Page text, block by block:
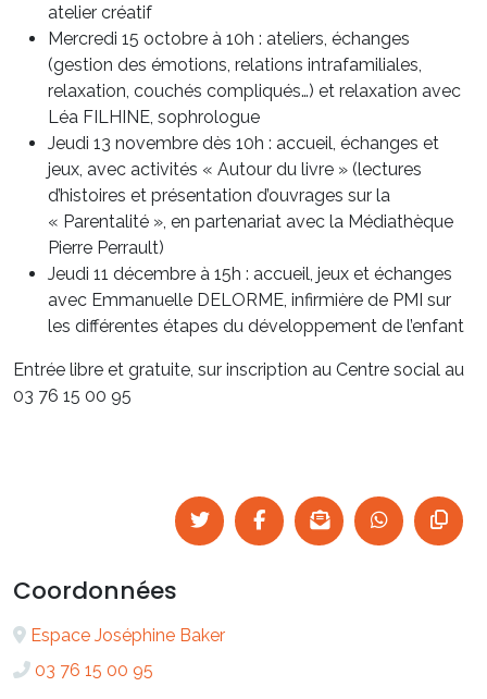
atelier créatif
Mercredi 15 octobre à 10h : ateliers, échanges
(gestion des émotions, relations intrafamiliales,
relaxation, couchés compliqués…) et relaxation avec
Léa FILHINE, sophrologue
Jeudi 13 novembre dès 10h : accueil, échanges et
jeux, avec activités « Autour du livre » (lectures
d’histoires et présentation d’ouvrages sur la
« Parentalité », en partenariat avec la Médiathèque
Pierre Perrault)
Jeudi 11 décembre à 15h : accueil, jeux et échanges
avec Emmanuelle DELORME, infirmière de PMI sur
les différentes étapes du développement de l’enfant
Entrée libre et gratuite, sur inscription au Centre social au
03 76 15 00 95
Coordonnées
Espace Joséphine Baker
03 76 15 00 95